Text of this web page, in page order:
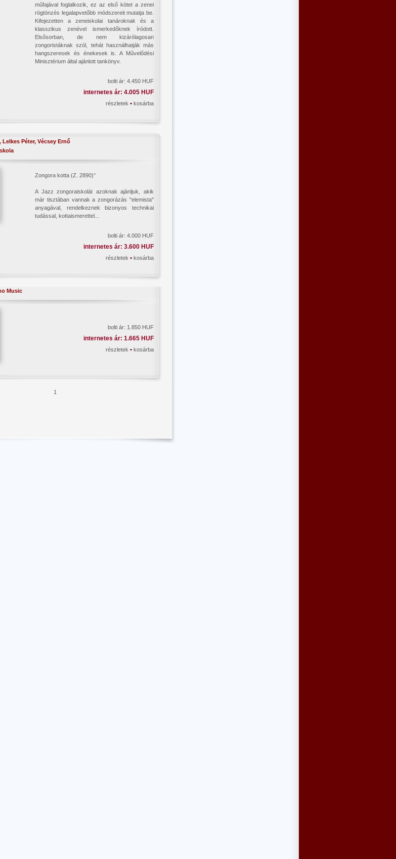
műfajával foglalkozik, ez az első kötet a zenei
rögtönzés legalapvetőbb módszereit mutatja be.
Kifejezetten a zeneiskolai tanároknak és a
klasszikus zenével ismerkedőknek íródott.
Elsősorban, de nem kizárólagosan
zongoristáknak szól, tehát használhatják más
hangszeresek és énekesek is. A Művelődési
Minisztérium által ajánlott tankönyv.
bolti ár: 4.450 HUF
internetes ár: 4.005 HUF
részletek • kosárba
Lelkes Péter, Vécsey Ernő
Zongora kotta (Z. 2890)°
A Jazz zongoraiskolát azoknak ajánljuk, akik
már tisztában vannak a zongorázás ''elemista"
anyagával, rendelkeznek bizonyos technikai
tudással, kottaismerettel...
bolti ár: 4.000 HUF
internetes ár: 3.600 HUF
részletek • kosárba
Music
bolti ár: 1.850 HUF
internetes ár: 1.665 HUF
részletek • kosárba
1